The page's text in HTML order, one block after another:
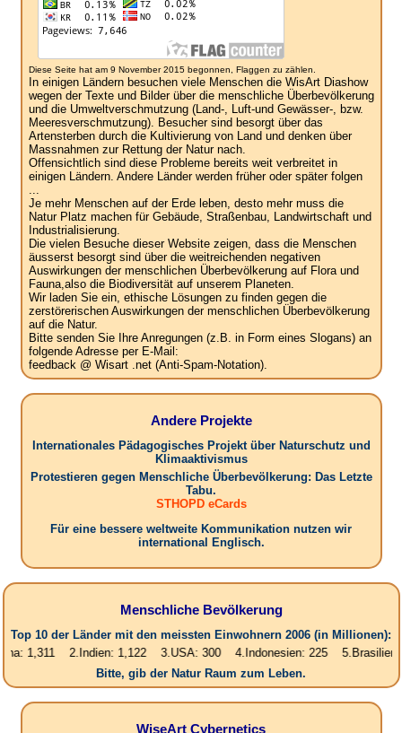
Diese Seite hat am 9 November 2015 begonnen, Flaggen zu zählen.
In einigen Ländern besuchen viele Menschen die WisArt Diashow
wegen der Texte und Bilder über die menschliche Überbevölkerung
und die Umweltverschmutzung (Land-, Luft-und Gewässer-, bzw.
Meeresverschmutzung). Besucher sind besorgt über das
Artensterben durch die Kultivierung von Land und denken über
Massnahmen zur Rettung der Natur nach.
Offensichtlich sind diese Probleme bereits weit verbreitet in
einigen Ländern. Andere Länder werden früher oder später folgen
...
Je mehr Menschen auf der Erde leben, desto mehr muss die
Natur Platz machen für Gebäude, Straßenbau, Landwirtschaft und
Industrialisierung.
Die vielen Besuche dieser Website zeigen, dass die Menschen
äusserst besorgt sind über die weitreichenden negativen
Auswirkungen der menschlichen Überbevölkerung auf Flora und
Fauna,also die Biodiversität auf unserem Planeten.
Wir laden Sie ein, ethische Lösungen zu finden gegen die
zerstörerischen Auswirkungen der menschlichen Überbevölkerung
auf die Natur.
Bitte senden Sie Ihre Anregungen (z.B. in Form eines Slogans) an
folgende Adresse per E-Mail:
feedback @ Wisart .net (Anti-Spam-Notation).
Andere Projekte
Internationales Pädagogisches Projekt über Naturschutz und
Klimaaktivismus
Protestieren gegen Menschliche Überbevölkerung: Das Letzte
Tabu.
STHOPD eCards
Für eine bessere weltweite Kommunikation nutzen wir
international Englisch.
Menschliche Bevölkerung
Top 10 der Länder mit den meissten Einwohnern 2006 (in Millionen):
2.Indien: 1,122 3.USA: 300 4.Indonesien: 225 5.Brasilien: 187
Bitte, gib der Natur Raum zum Leben.
WiseArt Cybernetics